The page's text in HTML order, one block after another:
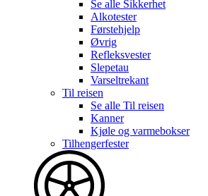
Se alle Sikkerhet
Alkotester
Førstehjelp
Øvrig
Refleksvester
Slepetau
Varseltrekant
Til reisen
Se alle Til reisen
Kanner
Kjøle og varmebokser
Tilhengerfester